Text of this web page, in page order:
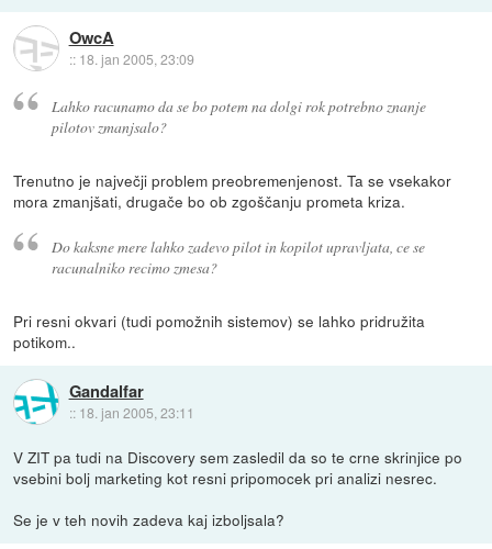
OwcA
:: 18. jan 2005, 23:09
Lahko racunamo da se bo potem na dolgi rok potrebno znanje
pilotov zmanjsalo?
Trenutno je največji problem preobremenjenost. Ta se vsekakor
mora zmanjšati, drugače bo ob zgoščanju prometa kriza.
Do kaksne mere lahko zadevo pilot in kopilot upravljata, ce se
racunalniko recimo zmesa?
Pri resni okvari (tudi pomožnih sistemov) se lahko pridružita
potikom..
Gandalfar
:: 18. jan 2005, 23:11
V ZIT pa tudi na Discovery sem zasledil da so te crne skrinjice po
vsebini bolj marketing kot resni pripomocek pri analizi nesrec.
Se je v teh novih zadeva kaj izboljsala?